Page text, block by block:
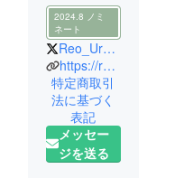
2024.8 ノミ
ネート
Reo_Uratani
https://rei-music.com/megm_sound/concert/
特定商取引
法に基づく
表記
メッセー
ジを送る